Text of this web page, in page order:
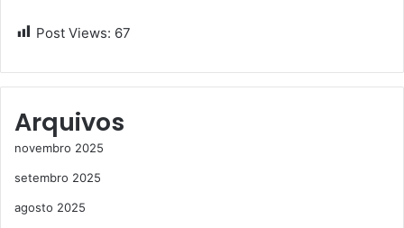
Post Views: 67
Arquivos
novembro 2025
setembro 2025
agosto 2025